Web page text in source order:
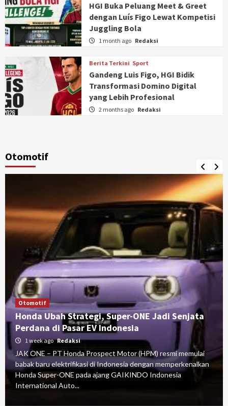
HGI Buka Peluang Meet & Greet
dengan Luís Figo Lewat Kompetisi
Juggling Bola
1 month ago Redaksi
Berita Terkini Sport
Gandeng Luis Figo, HGI Bidik
Transformasi Domino Digital
yang Lebih Profesional
2 months ago Redaksi
Otomotif
Otomotif
Honda Ubah Strategi, Super-ONE Jadi Senjata
Perdana di Pasar EV Indonesia
1 week ago Redaksi
JAK ONE – PT Honda Prospect Motor (HPM) resmi memulai
babak baru elektrifikasi di Indonesia dengan memperkenalkan
Honda Super-ONE pada ajang GAIKINDO Indonesia
International Auto...